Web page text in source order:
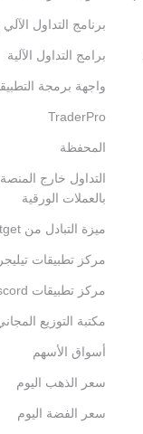
برنامج التداول
برامج التداول الآلية
واجهة برمجة
TraderPro
المحفظة
بالعملات الورقية
ميزة التبادل من Bitget
مركز تطبيقات
مركز تطبيقات Discord
مكتبة التوزيع
أسواق الأسهم
سعر الذهب اليوم
سعر الفضة اليوم